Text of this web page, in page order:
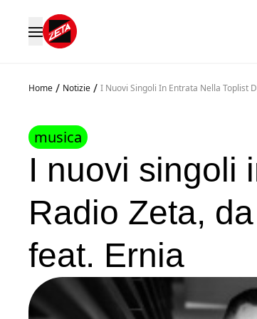
Home / Notizie / I Nuovi Singoli In Entrata Nella Toplist
musica
I nuovi singoli
Radio Zeta,
feat. Ernia